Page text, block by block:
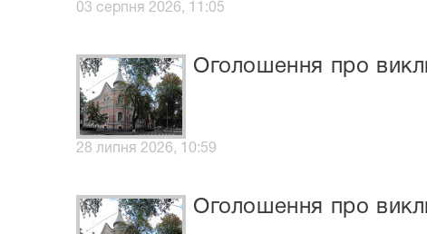
03 серпня 2026, 11:05
Оголошення про
28 липня 2026, 10:59
Оголошення про